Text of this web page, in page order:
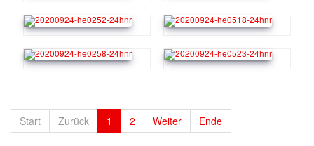
Start Zurück 1 2 Weiter Ende